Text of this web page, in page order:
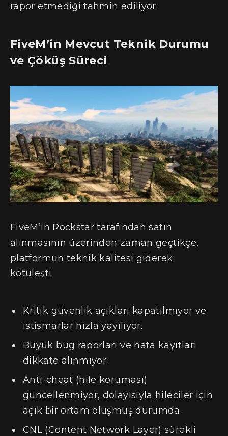
rapor etmediği tahmin ediliyor.
FiveM’in Mevcut Teknik Durumu
ve Çöküş Süreci
FiveM’in Rockstar tarafından satın
alınmasının üzerinden zaman geçtikçe,
platformun teknik kalitesi giderek
kötüleşti.
Kritik güvenlik açıkları kapatılmıyor ve
istismarlar hızla yayılıyor.
Büyük bug raporları ve hata kayıtları
dikkate alınmıyor.
Anti-cheat (hile koruması)
güncellenmiyor, dolayısıyla hileciler için
açık bir ortam oluşmuş durumda.
CNL (Content Network Layer) sürekli